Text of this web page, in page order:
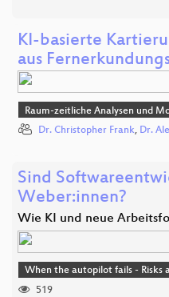
KI-basierte
aus
Raum-zeitliche Analysen und
Dr. Christopher Frank, Dr.
Sind
Weber:innen?
Wie KI und neue
When the autopilot fails - Risks
519